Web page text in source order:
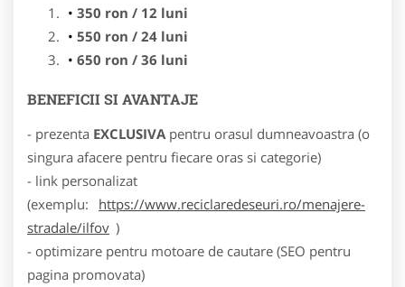
350 ron / 12 luni
550 ron / 24 luni
650 ron / 36 luni
BENEFICII SI AVANTAJE
- prezenta EXCLUSIVA pentru orasul dumneavoastra (o
singura afacere pentru fiecare oras si categorie)
- link personalizat
(exemplu:
https://www.reciclaredeseuri.ro/menajere-
stradale/ilfov )
- optimizare pentru motoare de cautare (SEO pentru
pagina promovata)